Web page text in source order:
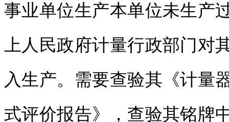
事业单位生产本单位未生产
上人民政府计量行政部门对
入生产。需要查验其《计量
式评价报告》，查验其铭牌